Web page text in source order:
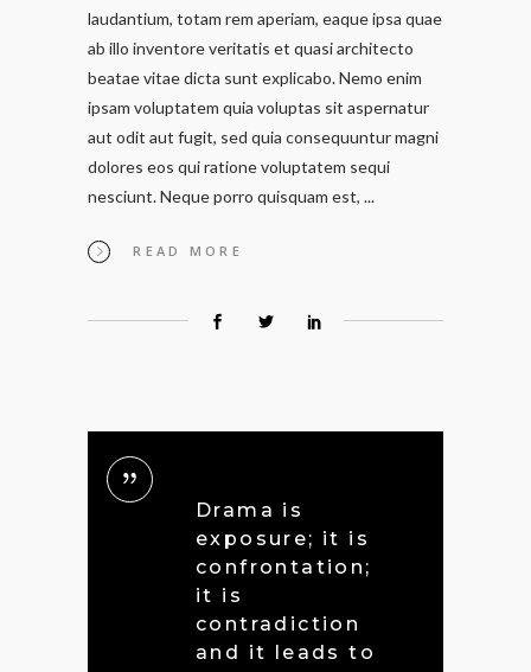
laudantium, totam rem aperiam, eaque ipsa quae
ab illo inventore veritatis et quasi architecto
beatae vitae dicta sunt explicabo. Nemo enim
ipsam voluptatem quia voluptas sit aspernatur
aut odit aut fugit, sed quia consequuntur magni
dolores eos qui ratione voluptatem sequi
nesciunt. Neque porro quisquam est,
READ MORE
Drama is
exposure; it is
confrontation;
it is
contradiction
and it leads to